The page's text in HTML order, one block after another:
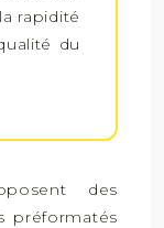
rapidité
du
des
préformatés